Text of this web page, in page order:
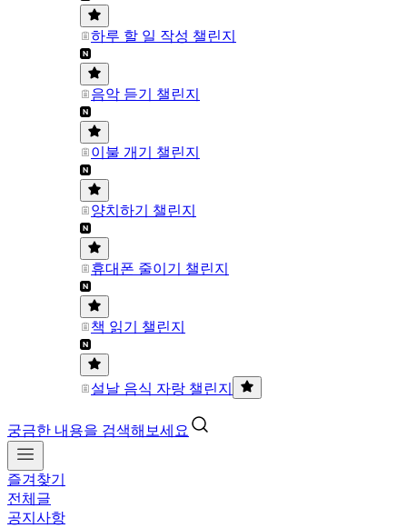
하루 할 일 작성 챌린지
음악 듣기 챌린지
이불 개기 챌린지
양치하기 챌린지
휴대폰 줄이기 챌린지
책 읽기 챌린지
설날 음식 자랑 챌린지
궁금한 내용을 검색해보세요
즐겨찾기
전체글
공지사항